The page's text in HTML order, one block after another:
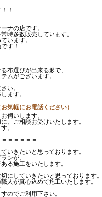
！
ナの店です。
時多数販売しています。
います。
す！
布選びが出来る形で、
ムがございます。
い。
ます。
気軽にお電話ください）
伺いします。
、ご相談お受けいたします。
。
＝＝＝＝＝
いきたいと思っております。
ンが、
る施工をいたします。
にしていきたいと思っております。
人が真心込めて施工いたします。
のでご利用下さい。